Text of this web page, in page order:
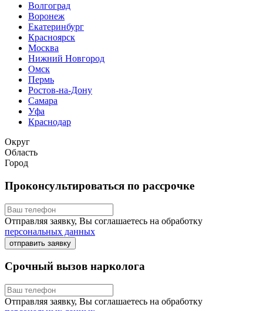
Волгоград
Воронеж
Екатеринбург
Красноярск
Москва
Нижний Новгород
Омск
Пермь
Ростов-на-Дону
Самара
Уфа
Краснодар
Округ
Область
Город
Проконсультироваться по рассрочке
Отправляя заявку, Вы соглашаетесь на обработку
персональных данных
отправить заявку
Срочный вызов нарколога
Отправляя заявку, Вы соглашаетесь на обработку